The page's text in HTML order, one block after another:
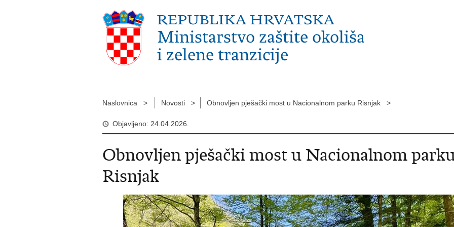
Naslovnica > Novosti > Obnovljen pješački most u Nacionalnom parku Risnjak >
Objavljeno: 24.04.2026.
Obnovljen pješački most u Nacionalnom
Risnjak